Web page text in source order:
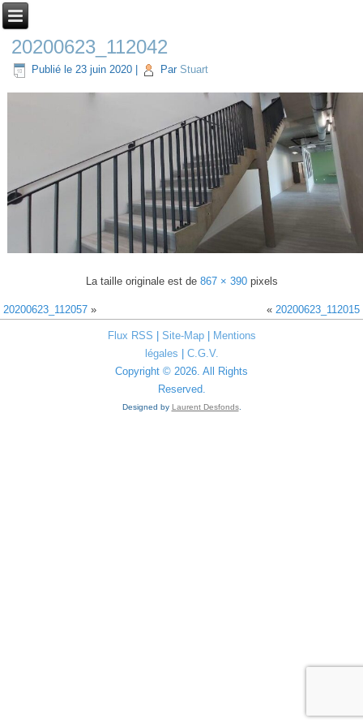
20200623_112042
Publié le 23 juin 2020 Par Stuart
La taille originale est de 867 × 390pixels
20200623_112057 » « 20200623_112015
Flux RSS Site-Map|
Mentions
légales
C.G.V.
Copyright © 2026. All Rights
Reserved.
Designed by Laurent Desfonds.